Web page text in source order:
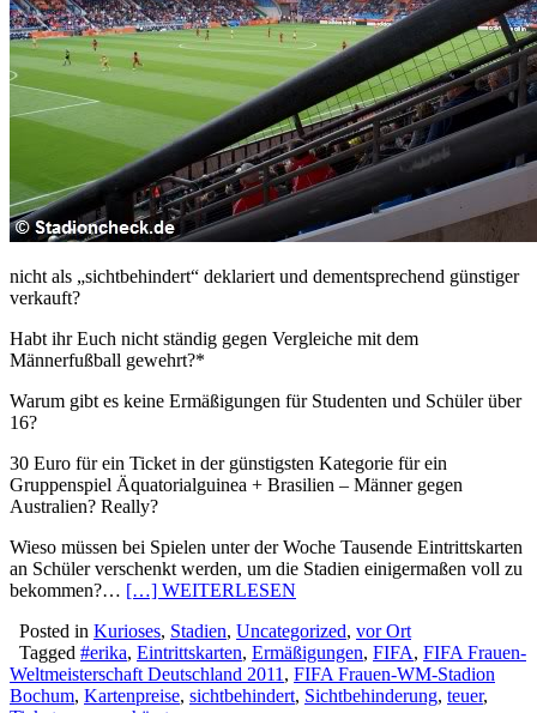
nicht als „sichtbehindert“ deklariert und dementsprechend günstiger
verkauft?
Habt ihr Euch nicht ständig gegen Vergleiche mit dem
Männerfußball gewehrt?*
Warum gibt es keine Ermäßigungen für Studenten und Schüler über
16?
30 Euro für ein Ticket in der günstigsten Kategorie für ein
Gruppenspiel Äquatorialguinea + Brasilien – Männer gegen
Australien? Really?
Wieso müssen bei Spielen unter der Woche Tausende Eintrittskarten
an Schüler verschenkt werden, um die Stadien einigermaßen voll zu
bekommen?… […] WEITERLESEN
Posted in Kurioses, Stadien, Uncategorized, vor Ort
Tagged #erika, Eintrittskarten, Ermäßigungen, FIFA, FIFA Frauen-
Weltmeisterschaft Deutschland 2011 , FIFA Frauen-WM-Stadion
Bochum, Kartenpreise, sichtbehindert, Sichtbehinderung, teuer,